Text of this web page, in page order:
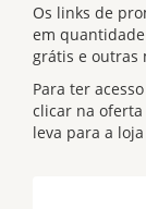
Os links de
em
grátis e outras
Para ter
clicar na
leva para a